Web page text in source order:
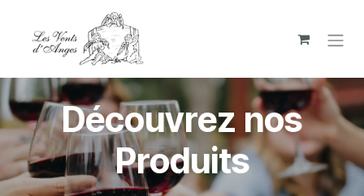
Se rendre au contenu
Découvrez nos
Produits